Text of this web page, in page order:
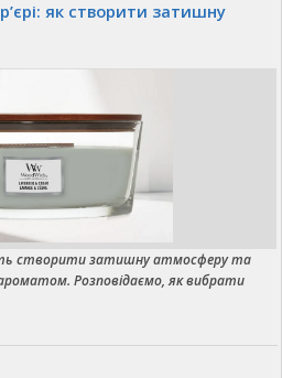
як створити затишну
створити затишну атмосферу та
Розповідаємо, як вибрати